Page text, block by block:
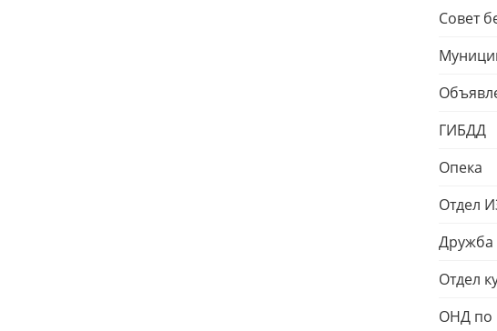
Совет
ГИБДД
Опека
Отдел
Дружба
Отдел
ОНД по